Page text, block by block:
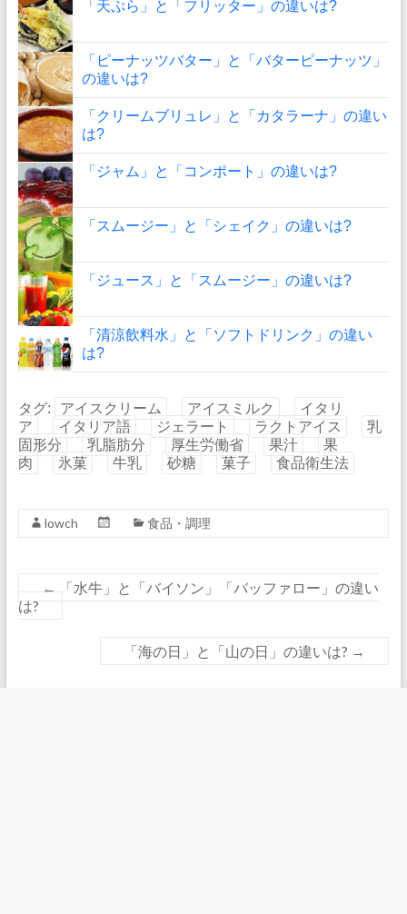
「天ぷら」と「フリッター」の違いは?
「ピーナッツバター」と「バターピーナッツ」
の違いは?
「クリームブリュレ」と「カタラーナ」の違い
は?
「ジャム」と「コンポート」の違いは?
「スムージー」と「シェイク」の違いは?
「ジュース」と「スムージー」の違いは?
「清涼飲料水」と「ソフトドリンク」の違い
は?
タグ: アイスクリーム アイスミルク
イタリ
ア
イタリア語 ジェラート ラクトアイス
乳
固形分
乳脂肪分 厚生労働省 果汁
果
肉
氷菓 牛乳 砂糖 菓子 食品衛生法
lowch 食品・調理
←
「水牛」と「バイソン」「バッファロー」の違い
は?
「海の日」と「山の日」の違いは? →